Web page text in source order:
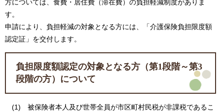
方については、食費・居住費（滞在費）の負担軽減制度がありま
す。
申請により、負担軽減の対象となる方には、「介護保険負担限度額
認定証」を交付します。
負担限度額認定の対象となる方（第1段階～第3
段階の方）について
(1) 被保険者本人及び世帯全員が市区町村民税が非課税であるこ